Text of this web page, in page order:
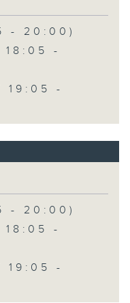
- 20:00)
18:05 -
19:05 -
- 20:00)
18:05 -
19:05 -